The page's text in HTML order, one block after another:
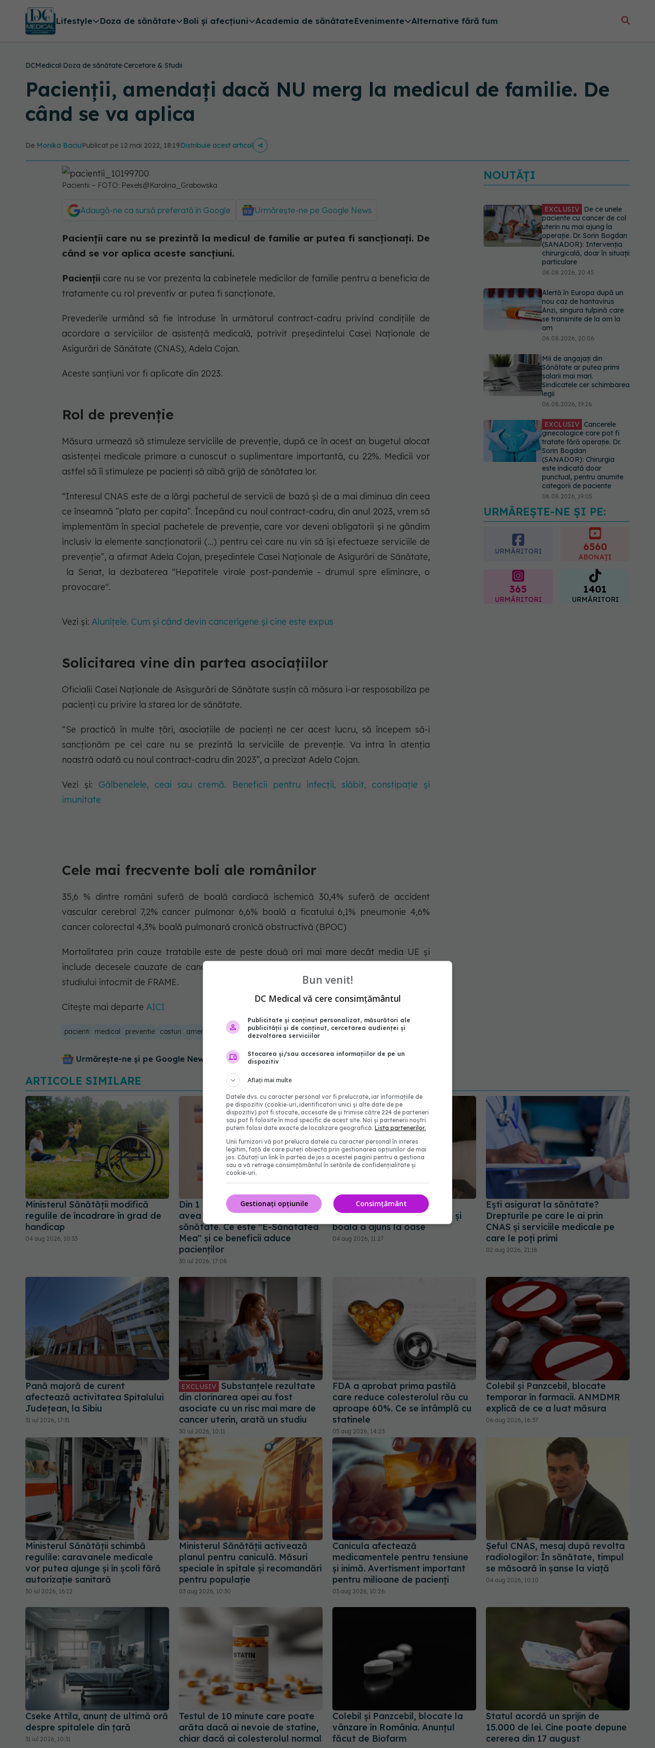
Lifestyle Doza de sănătate Boli și afecțiuni Academia de sănătateEvenimente Alternative fără fum
DCMedical›Doza de sănătate›Cercetare & Studii
Pacienții, amendați dacă NU merg la medicul de familie. De
când se va aplica
De Monika Baciu Publicat pe 12 mai 2022, 18:19Distribuie acest articol
Pacientii – FOTO: Pexels@Karolina_Grabowska
Adaugă-ne ca sursă preferată în Google Urmărește-ne pe Google News
Pacienții care nu se prezintă la medicul de familie ar putea fi sancționați. De
când se vor aplica aceste sancțiuni.
Pacienții care nu se vor prezenta la cabinetele medicilor de familie pentru a beneficia de
tratamente cu rol preventiv ar putea fi sancționate.
Prevederile urmând să fie introduse în următorul contract-cadru privind condițiile de
acordare a serviciilor de asistență medicală, potrivit preşedintelui Casei Naţionale de
Asigurări de Sănătate (CNAS), Adela Cojan.
Aceste sanțiuni vor fi aplicate din 2023.
Rol de prevenție
Măsura urmează să stimuleze serviciile de prevenție, după ce în acest an bugetul alocat
asistenţei medicale primare a cunoscut o suplimentare importantă, cu 22%. Medicii vor
astfel să îi stimuleze pe pacienți să aibă grijă de sănătatea lor.
“Interesul CNAS este de a lărgi pachetul de servicii de bază şi de a mai diminua din ceea
ce înseamnă ”plata per capita”. Începând cu noul contract-cadru, din anul 2023, vrem să
implementăm în special pachetele de prevenţie, care vor deveni obligatorii şi ne gândim
inclusiv la elemente sancţionatorii (…) pentru cei care nu vin să îşi efectueze serviciile de
prevenţie”, a afirmat Adela Cojan, președintele Casei Naționale de Asigurări de Sănătate,
la Senat, la dezbaterea "Hepatitele virale post-pandemie - drumul spre eliminare, o
provocare".
Vezi și: Alunițele. Cum și când devin cancerigene și cine este expus
Solicitarea vine din partea asociațiilor
Oficialii Casei Naționale de Asisgurări de Sănătate susțin că măsura i-ar resposabiliza pe
pacienți cu privire la starea lor de sănătate.
“Se practică în multe ţări, asociaţiile de pacienţi ne cer acest lucru, să începem să-i
sancţionăm pe cei care nu se prezintă la serviciile de prevenţie. Va intra în atenţia
noastră odată cu noul contract-cadru din 2023”, a precizat Adela Cojan.
Vezi și:Gălbenelele, ceai sau cremă. Beneficii pentru infecții, slăbit, constipație și
imunitate
Cele mai frecvente boli ale românilor
35,6 % dintre români suferă de boală cardiacă ischemică 30,4% suferă de accident
vascular cerebral 7,2% cancer pulmonar 6,6% boală a ficatului 6,1% pneumonie 4,6%
cancer colorectal 4,3% boală pulmonară cronică obstructivă (BPOC)
Mortalitatea prin cauze tratabile este de peste două ori mai mare decât media UE și
include decesele cauzate de cancer de prostată și mamar care pot fi tratate, potrivit
studiului întocmit de FRAME.
Citește mai departe AICI
pacienti medical preventie costuri amenzi Casa nationala de asigurari de sanatate doza de sanatate
Urmărește-ne și pe Google News - abonează‑te!
NOUTĂȚI
EXCLUSIV De ce unele
paciente cu cancer de col
uterin nu mai ajung la
operație. Dr. Sorin Bogdan
(SANADOR): Intervenția
chirurgicală, doar în situații
particulare
06.08.2026, 20:45
Alertă în Europa după un
nou caz de hantavirus
Anzi, singura tulpină care
se transmite de la om la
om
06.08.2026, 20:06
Mii de angajați din
Sănătate ar putea primi
salarii mai mari.
Sindicatele cer schimbarea
legii
06.08.2026, 19:26
EXCLUSIV Cancerele
ginecologice care pot fi
tratate fără operație. Dr.
Sorin Bogdan
(SANADOR): Chirurgia
este indicată doar
punctual, pentru anumite
categorii de paciente
06.08.2026, 19:05
EXCLUSIV Brahiterapie
vs radioterapie externă în
cancerul ginecologic. Dr.
Sorin Bogdan (SANADOR)
explică diferența și cum
acționează tratamentul
URMĂREȘTE-NE ȘI PE:
URMĂRITORI 6560
ABONAȚI
365
URMĂRITORI
1401
URMĂRITORI
ARTICOLE SIMILARE
Ministerul Sănătății modifică
regulile de încadrare în grad de
handicap
04 aug 2026, 10:33
Din 1 septembrie, românii vor
avea portofel digital de
sănătate. Ce este "E-Sănătatea
Mea" și ce beneficii aduce
pacienților
30 iul 2026, 17:08
Alina Pușcău, diagnostic
devastator! Am cinci tumori și
boala a ajuns la oase
04 aug 2026, 11:27
Ești asigurat la sănătate?
Drepturile pe care le ai prin
CNAS și serviciile medicale pe
care le poți primi
02 aug 2026, 21:18
Pană majoră de curent
afectează activitatea Spitalului
Județean, la Sibiu
31 iul 2026, 17:31
EXCLUSIV Substanțele rezultate
din clorinarea apei au fost
asociate cu un risc mai mare de
cancer uterin, arată un studiu
30 iul 2026, 10:11
FDA a aprobat prima pastilă
care reduce colesterolul rău cu
aproape 60%. Ce se întâmplă cu
statinele
05 aug 2026, 14:23
Colebil și Panzcebil, blocate
temporar în farmacii. ANMDMR
explică de ce a luat măsura
06 aug 2026, 16:37
Ministerul Sănătății schimbă
regulile: caravanele medicale
vor putea ajunge și în școli fără
autorizație sanitară
30 iul 2026, 16:12
Ministerul Sănătății activează
planul pentru caniculă. Măsuri
speciale în spitale și recomandări
pentru populație
03 aug 2026, 10:30
Canicula afectează
medicamentele pentru tensiune
și inimă. Avertisment important
pentru milioane de pacienți
03 aug 2026, 10:26
Șeful CNAS, mesaj după revolta
radiologilor: În sănătate, timpul
se măsoară în șanse la viață
04 aug 2026, 10:10
Cseke Attila, anunț de ultimă oră
despre spitalele din țară
31 iul 2026, 10:31
Testul de 10 minute care poate
arăta dacă ai nevoie de statine,
chiar dacă ai colesterolul normal
Colebil și Panzcebil, blocate la
vânzare în România. Anunțul
făcut de Biofarm
Statul acordă un sprijin de
15.000 de lei. Cine poate depune
cererea din 17 august
Bun venit!
DC Medical vă cere consimțământul
Publicitate și conținut personalizat, măsurători ale
publicității și de conținut, cercetarea audienței și
dezvoltarea serviciilor
Stocarea și/sau accesarea informațiilor de pe un
dispozitiv
Aflați mai multe
Datele dvs. cu caracter personal vor fi prelucrate, iar informațiile de
pe dispozitiv (cookie-uri, identificatori unici și alte date de pe
dispozitiv) pot fi stocate, accesate de și trimise către 224 de parteneri
sau pot fi folosite în mod specific de acest site. Noi și partenerii noștri
putem folosi date exacte de localizare geografică. Lista partenerilor.
Unii furnizori vă pot prelucra datele cu caracter personal în interes
legitim, față de care puteți obiecta prin gestionarea opțiunilor de mai
jos. Căutați un link în partea de jos a acestei pagini pentru a gestiona
sau a vă retrage consimțământul în setările de confidențialitate și
cookie-uri.
Consimțământ
Gestionați opțiunile